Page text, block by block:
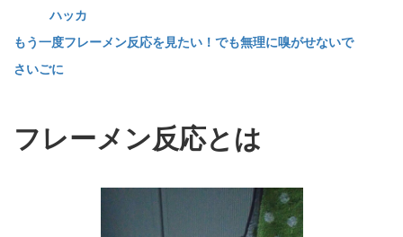
ハッカ
もう一度フレーメン反応を見たい！でも無理に嗅がせないで
さいごに
フレーメン反応とは